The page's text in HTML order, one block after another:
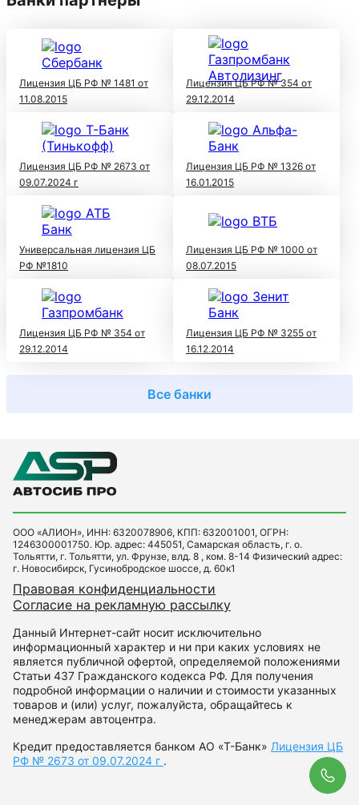
Лицензия ЦБ РФ № 1481 от
11.08.2015
Лицензия ЦБ РФ № 354 от
29.12.2014
Лицензия ЦБ РФ № 2673 от
09.07.2024 г
Лицензия ЦБ РФ № 1326 от
16.01.2015
Универсальная лицензия ЦБ
РФ №1810
Лицензия ЦБ РФ № 1000 от
08.07.2015
Лицензия ЦБ РФ № 354 от
29.12.2014
Лицензия ЦБ РФ № 3255 от
16.12.2014
Все банки
ООО «АЛИОН», ИНН: 6320078906, КПП: 632001001, ОГРН:
1246300001750. Юр. адрес: 445051, Самарская область, г. о.
Тольятти, г. Тольятти, ул. Фрунзе, влд. 8 , ком. 8-14 Физический адрес:
г. Новосибирск, Гусинобродское шоссе, д. 60к1
Правовая конфиденциальности
Согласие на рекламную рассылку
Данный Интернет-сайт носит исключительно
информационный характер и ни при каких условиях не
является публичной офертой, определяемой положениями
Статьи 437 Гражданского кодекса РФ. Для получения
подробной информации о наличии и стоимости указанных
товаров и (или) услуг, пожалуйста, обращайтесь к
менеджерам автоцентра.
Кредит предоставляется банком АО «Т-Банк» Лицензия ЦБ
РФ № 2673 от 09.07.2024 г .